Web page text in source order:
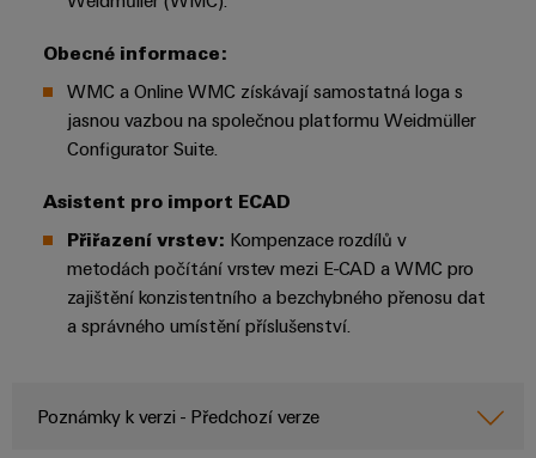
Obecné informace:
WMC a Online WMC získávají samostatná loga s
jasnou vazbou na společnou platformu Weidmüller
Configurator Suite.
Asistent pro import ECAD
Přiřazení vrstev: Kompenzace rozdílů v
metodách počítání vrstev mezi E-CAD a WMC pro
zajištění konzistentního a bezchybného přenosu dat
a správného umístění příslušenství.
Poznámky k verzi - Předchozí verze